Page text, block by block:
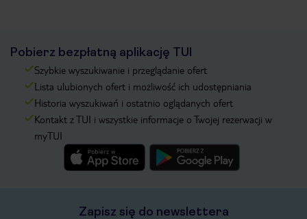
Pobierz bezpłatną aplikację TUI
Szybkie wyszukiwanie i przeglądanie ofert
Lista ulubionych ofert i możliwość ich udostępniania
Historia wyszukiwań i ostatnio oglądanych ofert
Kontakt z TUI i wszystkie informacje o Twojej rezerwacji w
myTUI
Zapisz się do newslettera